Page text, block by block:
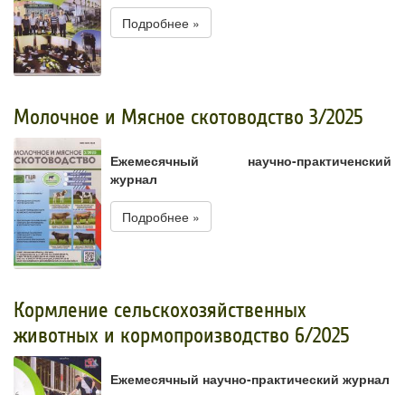
Подробнее »
Молочное и Мясное скотоводство 3/2025
Ежемесячный научно-практиченский
журнал
Подробнее »
Кормление сельскохозяйственных
животных и кормопроизводство 6/2025
Ежемесячный научно-практический журнал